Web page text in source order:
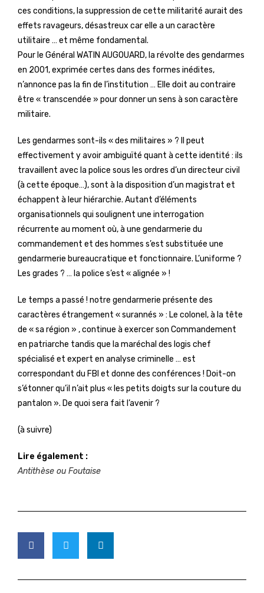
ces conditions, la suppression de cette militarité aurait des
effets ravageurs, désastreux car elle a un caractère
utilitaire … et même fondamental.
Pour le Général WATIN AUGOUARD, la révolte des gendarmes
en 2001, exprimée certes dans des formes inédites,
n’annonce pas la fin de l’institution … Elle doit au contraire
être « transcendée » pour donner un sens à son caractère
militaire.
Les gendarmes sont-ils « des militaires » ? Il peut
effectivement y avoir ambiguïté quant à cette identité : ils
travaillent avec la police sous les ordres d’un directeur civil
(à cette époque…), sont à la disposition d’un magistrat et
échappent à leur hiérarchie. Autant d’éléments
organisationnels qui soulignent une interrogation
récurrente au moment où, à une gendarmerie du
commandement et des hommes s’est substituée une
gendarmerie bureaucratique et fonctionnaire. L’uniforme ?
Les grades ? … la police s’est « alignée » !
Le temps a passé ! notre gendarmerie présente des
caractères étrangement « surannés » : Le colonel, à la tête
de « sa région » , continue à exercer son Commandement
en patriarche tandis que la maréchal des logis chef
spécialisé et expert en analyse criminelle … est
correspondant du FBI et donne des conférences ! Doit-on
s’étonner qu’il n’ait plus « les petits doigts sur la couture du
pantalon ». De quoi sera fait l’avenir ?
(à suivre)
Lire également :
Antithèse ou Foutaise